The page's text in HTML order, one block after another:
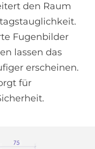
den Raum
Fugenbilder
lassen das
erscheinen.
für